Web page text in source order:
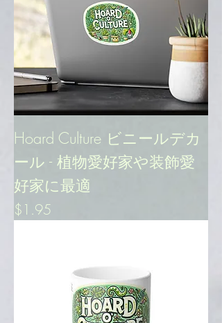
Hoard Culture ビニールデカ
ール - 植物愛好家や装飾愛
好家に最適
価格
$1.95